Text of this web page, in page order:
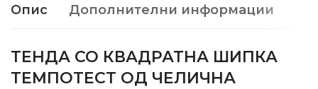
Опис Дополнителни информации
ТЕНДА СО КВАДРАТНА ШИПКА
ТЕМПОТЕСТ ОД ЧЕЛИЧНА